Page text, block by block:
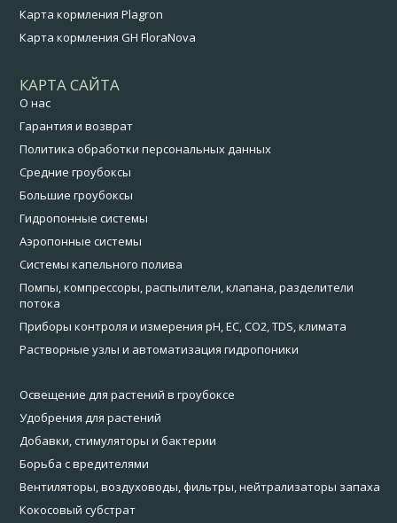
Карта кормления Plagron
Карта кормления GH FloraNova
КАРТА САЙТА
О нас
Гарантия и возврат
Политика обработки персональных данных
Средние гроубоксы
Большие гроубоксы
Гидропонные системы
Аэропонные системы
Системы капельного полива
Помпы, компрессоры, распылители, клапана, разделители
потока
Приборы контроля и измерения pH, EC, CO2, TDS, климата
Растворные узлы и автоматизация гидропоники
Освещение для растений в гроубоксе
Удобрения для растений
Добавки, стимуляторы и бактерии
Борьба с вредителями
Вентиляторы, воздуховоды, фильтры, нейтрализаторы запаха
Кокосовый субстрат